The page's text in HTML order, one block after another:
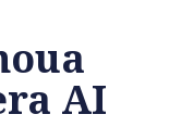
AI